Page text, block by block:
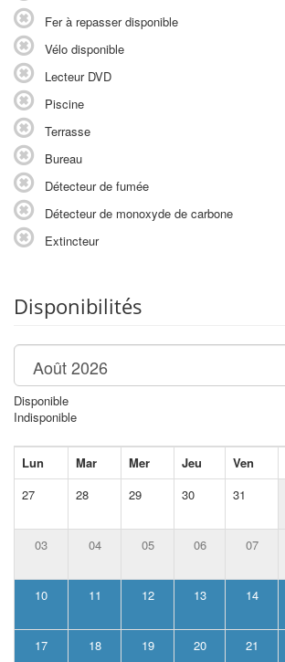
Fer à repasser disponible
Vélo disponible
Lecteur DVD
Piscine
Terrasse
Bureau
Détecteur de fumée
Détecteur de monoxyde de carbone
Extincteur
Disponibilités
Disponible
Indisponible
Lun Mar Mer Jeu Ven
27
28 29 30 31
03 04 05 06 07
10 11 12 13 14
17 18 19 20 21